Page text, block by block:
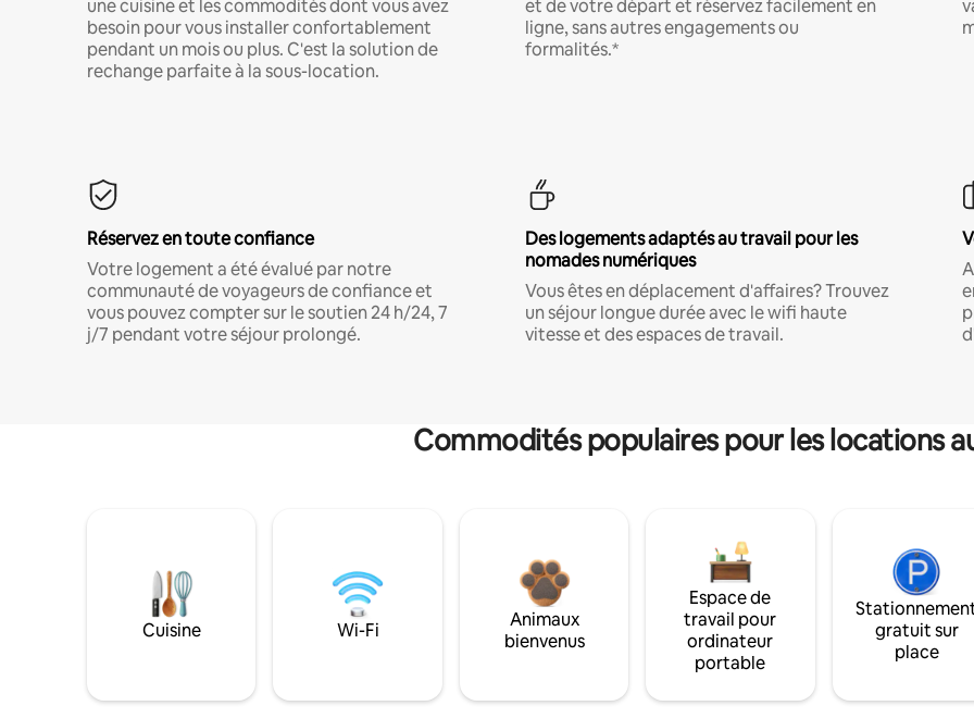
une cuisine et les commodités dont vous avez
besoin pour vous installer confortablement
pendant un mois ou plus. C'est la solution de
rechange parfaite à la sous-location.
et de votre départ et réservez facilement en
ligne, sans autres engagements ou
formalités.*
Réservez en toute confiance
Votre logement a été évalué par notre
communauté de voyageurs de confiance et
vous pouvez compter sur le soutien 24 h/24, 7
j/7 pendant votre séjour prolongé.
Des logements adaptés au travail pour les
nomades numériques
Vous êtes en déplacement d'affaires? Trouvez
un séjour longue durée avec le wifi haute
vitesse et des espaces de travail.
Commodités populaires pour les locations
Cuisine Wi-Fi
Animaux
bienvenus
Espace de
travail pour
ordinateur
portable
gratuit sur
place